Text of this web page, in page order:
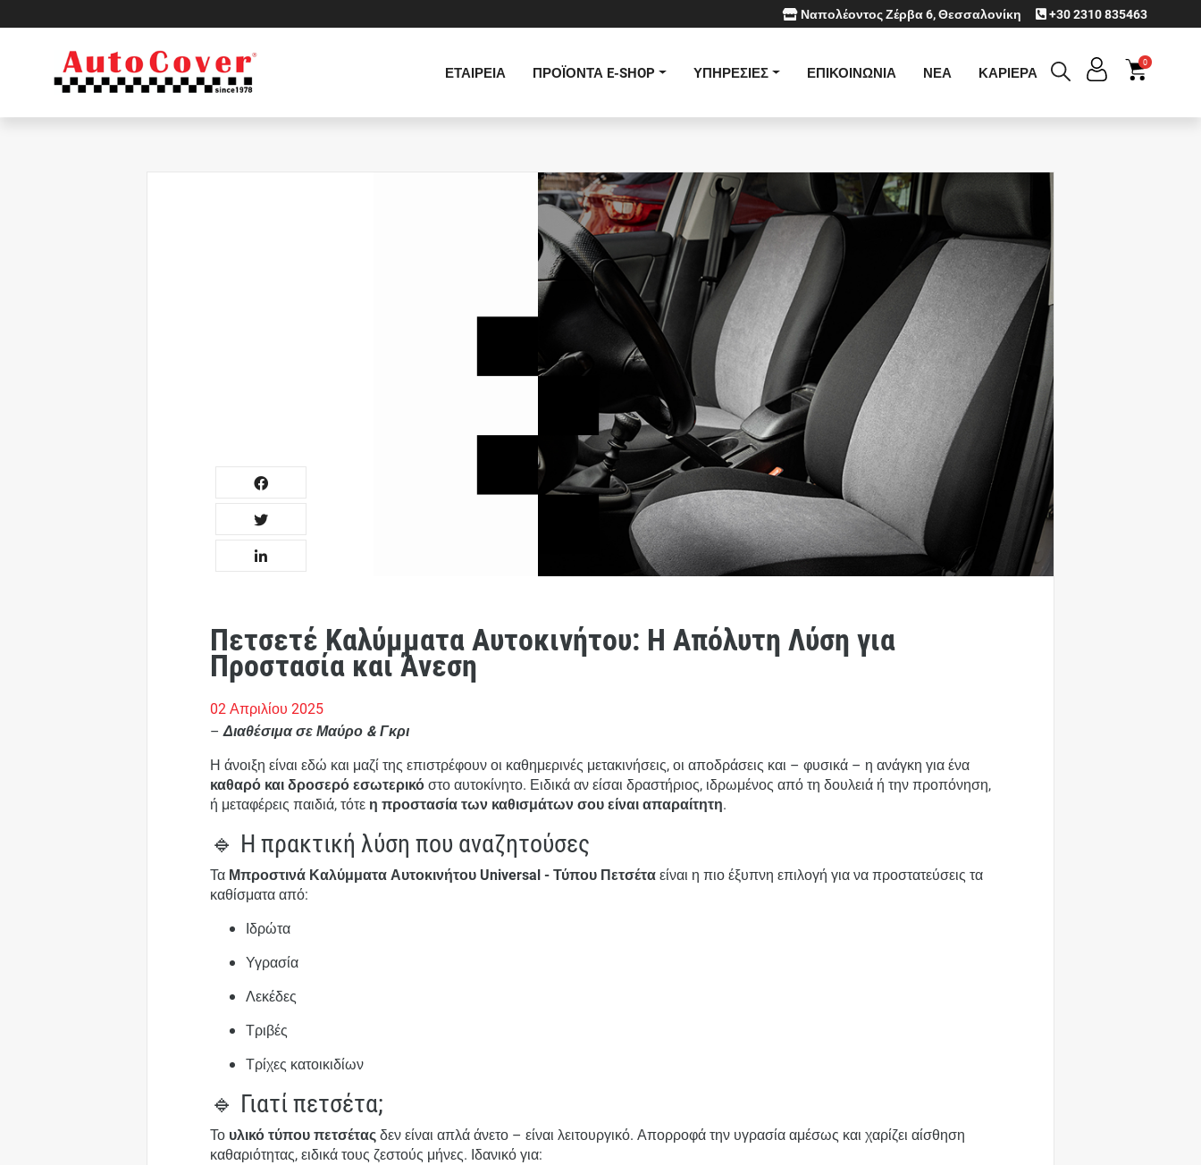
Ναπολέοντος Ζέρβα 6, Θεσσαλονίκη +30 2310 835463
ΕΤΑΙΡΕΙΑ ΠΡΟΪΟΝΤΑ E-SHOP ΥΠΗΡΕΣΙΕΣ ΕΠΙΚΟΙΝΩΝΙΑ ΝΕΑ ΚΑΡΙΕΡΑ
0
Πετσετέ Καλύμματα Αυτοκινήτου: Η Απόλυτη Λύση για
Προστασία και Άνεση
02 Απριλίου 2025
– Διαθέσιμα σε Μαύρο & Γκρι
Η άνοιξη είναι εδώ και μαζί της επιστρέφουν οι καθημερινές μετακινήσεις, οι αποδράσεις και – φυσικά – η ανάγκη για ένα
καθαρό και δροσερό εσωτερικόστο αυτοκίνητο. Ειδικά αν είσαι δραστήριος, ιδρωμένος από τη δουλειά ή την προπόνηση,
ή μεταφέρεις παιδιά, τότε η προστασία των καθισμάτων σου είναι απαραίτητη.
🔹 Η πρακτική λύση που αναζητούσες
Τα Μπροστινά Καλύμματα Αυτοκινήτου Universal - Τύπου Πετσέταείναι η πιο έξυπνη επιλογή για να προστατεύσεις τα
καθίσματα από:
Ιδρώτα
Υγρασία
Λεκέδες
Τριβές
Τρίχες κατοικιδίων
🔹 Γιατί πετσέτα;
Το υλικό τύπου πετσέταςδεν είναι απλά άνετο – είναι λειτουργικό. Απορροφά την υγρασία αμέσως και χαρίζει αίσθηση
καθαριότητας, ειδικά τους ζεστούς μήνες. Ιδανικό για: